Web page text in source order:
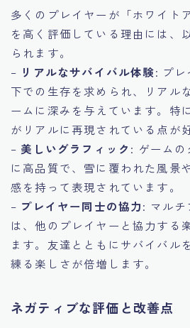
多くのプレイヤーが「ホワイト
を高く評価している理由には、
られます。
– リアルなサバイバル体験: プレ
下での生存を求められ、リアル
ームに深みを与えています。特
がリアルに再現されている点が
– 美しいグラフィック : ゲームの
に高品質で、雪に覆われた風景
感を持って表現されています。
– プレイヤー同士の協力: マルチ
は、他のプレイヤーと協力する
ます。友達とともにサバイバル
練る楽しさが倍増します。
ネガティブな評価と改善点